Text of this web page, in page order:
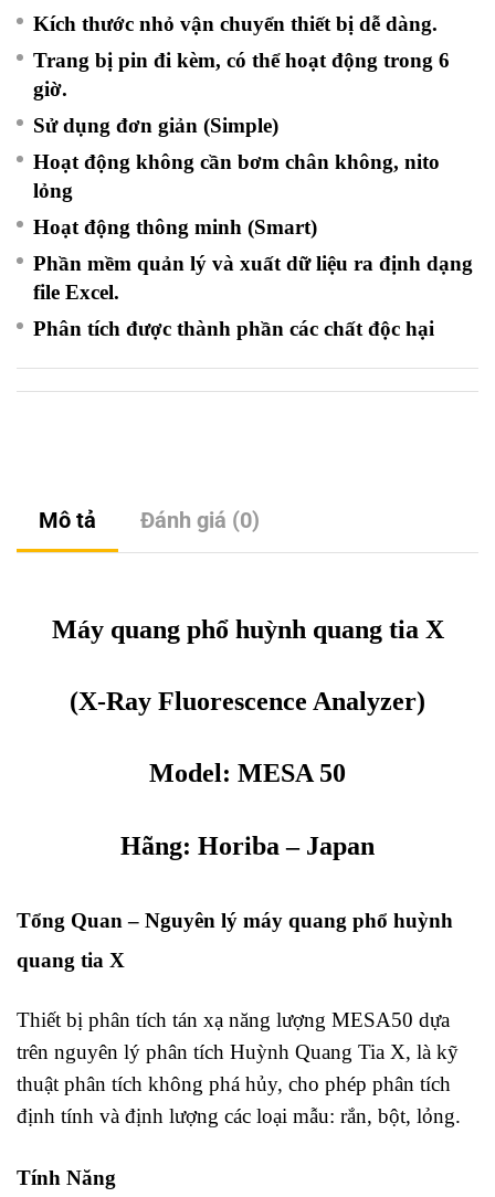
Kích thước nhỏ vận chuyển thiết bị dễ dàng.
Trang bị pin đi kèm, có thể hoạt động trong 6
giờ.
Sử dụng đơn giản (Simple)
Hoạt động không cần bơm chân không, nito
lỏng
Hoạt động thông minh (Smart)
Phần mềm quản lý và xuất dữ liệu ra định dạng
file Excel.
Phân tích được thành phần các chất độc hại
Mô tả Đánh giá (0)
Máy quang phổ huỳnh quang tia X
(X-Ray Fluorescence Analyzer)
Model: MESA 50
Hãng: Horiba – Japan
Tổng Quan – Nguyên lý máy quang phổ huỳnh
quang tia X
Thiết bị phân tích tán xạ năng lượng MESA50 dựa
trên nguyên lý phân tích Huỳnh Quang Tia X, là kỹ
thuật phân tích không phá hủy, cho phép phân tích
định tính và định lượng các loại mẫu: rắn, bột, lỏng.
Tính Năng